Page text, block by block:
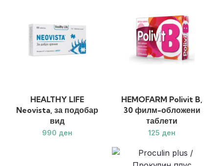
HEALTHY LIFE
Neovista, за подобар
вид
ден
HEMOFARM Polivit B,
30 филм-обложени
таблети
ден